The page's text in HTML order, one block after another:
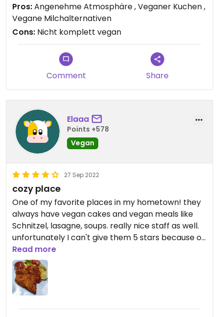
Wir haben uns vor Ort sehr wohlgefühlt. Im
Sommer ist es sehr schön außen zu sitzen, aber
auch innen herrscht eine entspannte Stimmung.
Update 19. Februar
Die vegane Schokotorte war sooooo lecker! Sehr
Pros:Angenehme Atmosphäre , Veganer Kuchen ,
Vegane Milchalternativen
Cons: Nicht komplett vegan
Comment Share
Elaaa
Points +578
Vegan
27 Sep 2022
cozy place
One of my favorite places in my hometown! they
always have vegan cakes and vegan meals like
Schnitzel, lasagne, soups. really nice staff as well.
unfortunately I can't give them 5 stars because of
the happycow system!
Updated from previous review on 2022-09-27
Read more